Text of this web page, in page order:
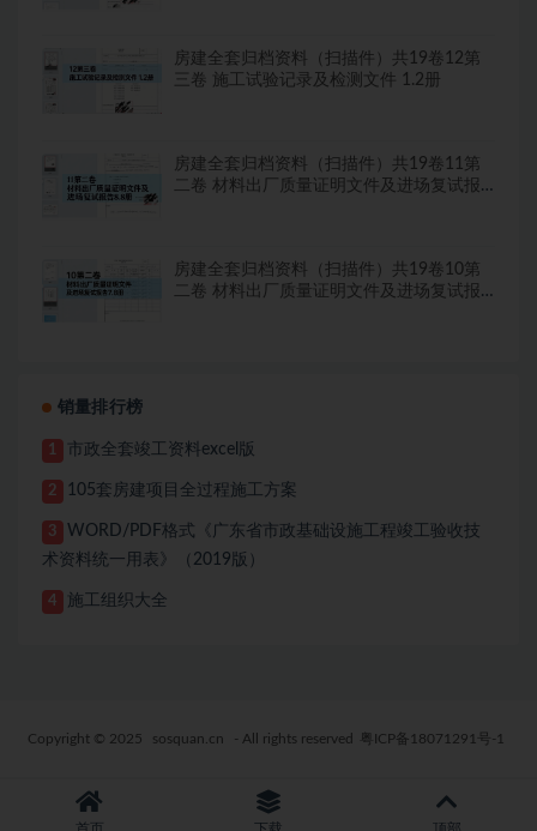
房建全套归档资料（扫描件）共19卷12第
三卷 施工试验记录及检测文件 1.2册
房建全套归档资料（扫描件）共19卷11第
二卷 材料出厂质量证明文件及进场复试报
房建全套归档资料（扫描件）共19卷10第
二卷 材料出厂质量证明文件及进场复试报
销量排行榜
1 市政全套竣工资料excel版
2 105套房建项目全过程施工方案
3
WORD/PDF格式《广东省市政基础设施工程竣工验收技
术资料统一用表》（2019版）
4 施工组织大全
Copyright © 2025 sosquan.cn - All rights reserved 粤ICP备18071291号-1